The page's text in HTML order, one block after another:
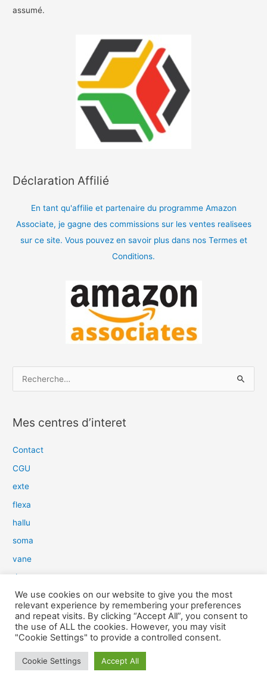
assumé.
Déclaration Affilié
En tant qu'affilie et partenaire du programme Amazon
Associate, je gagne des commissions sur les ventes realisees
sur ce site. Vous pouvez en savoir plus dans nos Termes et
Conditions.
h
e
e
r
:
Mes centres d’interet
Contact
CGU
exte
flexa
hallu
soma
vane
dow
slim
aure
light
We use cookies on our website to give you the most
relevant experience by remembering your preferences
and repeat visits. By clicking “Accept All”, you consent to
the use of ALL the cookies. However, you may visit
"Cookie Settings" to provide a controlled consent.
Cookie Settings Accept All